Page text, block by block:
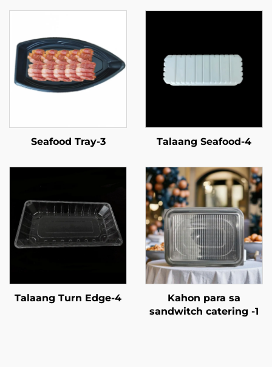
Seafood Tray-3 Talaang Seafood-4
Talaang Turn Edge-4
Kahon para sa
sandwitch catering -1